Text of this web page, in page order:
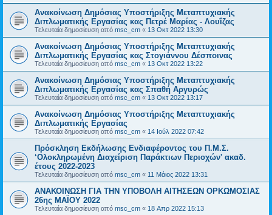
Ανακοίνωση Δημόσιας Υποστήριξης Μεταπτυχιακής
Διπλωματικής Εργασίας κας Πετρέ Μαρίας - Λουΐζας
Τελευταία δημοσίευση από msc_cm « 13 Οκτ 2022 13:30
Ανακοίνωση Δημόσιας Υποστήριξης Μεταπτυχιακής
Διπλωματικής Εργασίας κας Στογιάννου Δέσποινας
Τελευταία δημοσίευση από msc_cm « 13 Οκτ 2022 13:22
Ανακοίνωση Δημόσιας Υποστήριξης Μεταπτυχιακής
Διπλωματικής Εργασίας κας Σπαθή Αργυρώς
Τελευταία δημοσίευση από msc_cm « 13 Οκτ 2022 13:17
Ανακοίνωση Δημόσιας Υποστήριξης Μεταπτυχιακής
Διπλωματικής Εργασίας
Τελευταία δημοσίευση από msc_cm « 14 Ιούλ 2022 07:42
Πρόσκληση Εκδήλωσης Ενδιαφέροντος του Π.Μ.Σ.
‘Ολοκληρωμένη Διαχείριση Παράκτιων Περιοχών' ακαδ.
έτους 2022-2023
Τελευταία δημοσίευση από msc_cm « 11 Μάιος 2022 13:31
ΑΝΑΚΟΙΝΩΣΗ ΓΙΑ ΤΗΝ ΥΠΟΒΟΛΗ ΑΙΤΗΣΕΩΝ ΟΡΚΩΜΟΣΙΑΣ
26ης ΜΑΪΟΥ 2022
Τελευταία δημοσίευση από msc_cm « 18 Απρ 2022 15:13